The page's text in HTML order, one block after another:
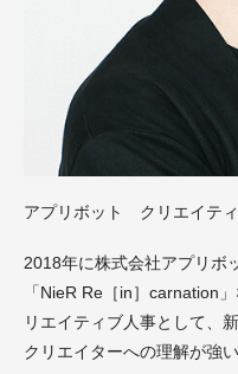
アプリボット クリエイテ
2018年に株式会社アプリボ
「NieR Re［in］carnation
リエイティブ人事として、
クリエイターへの理解が強